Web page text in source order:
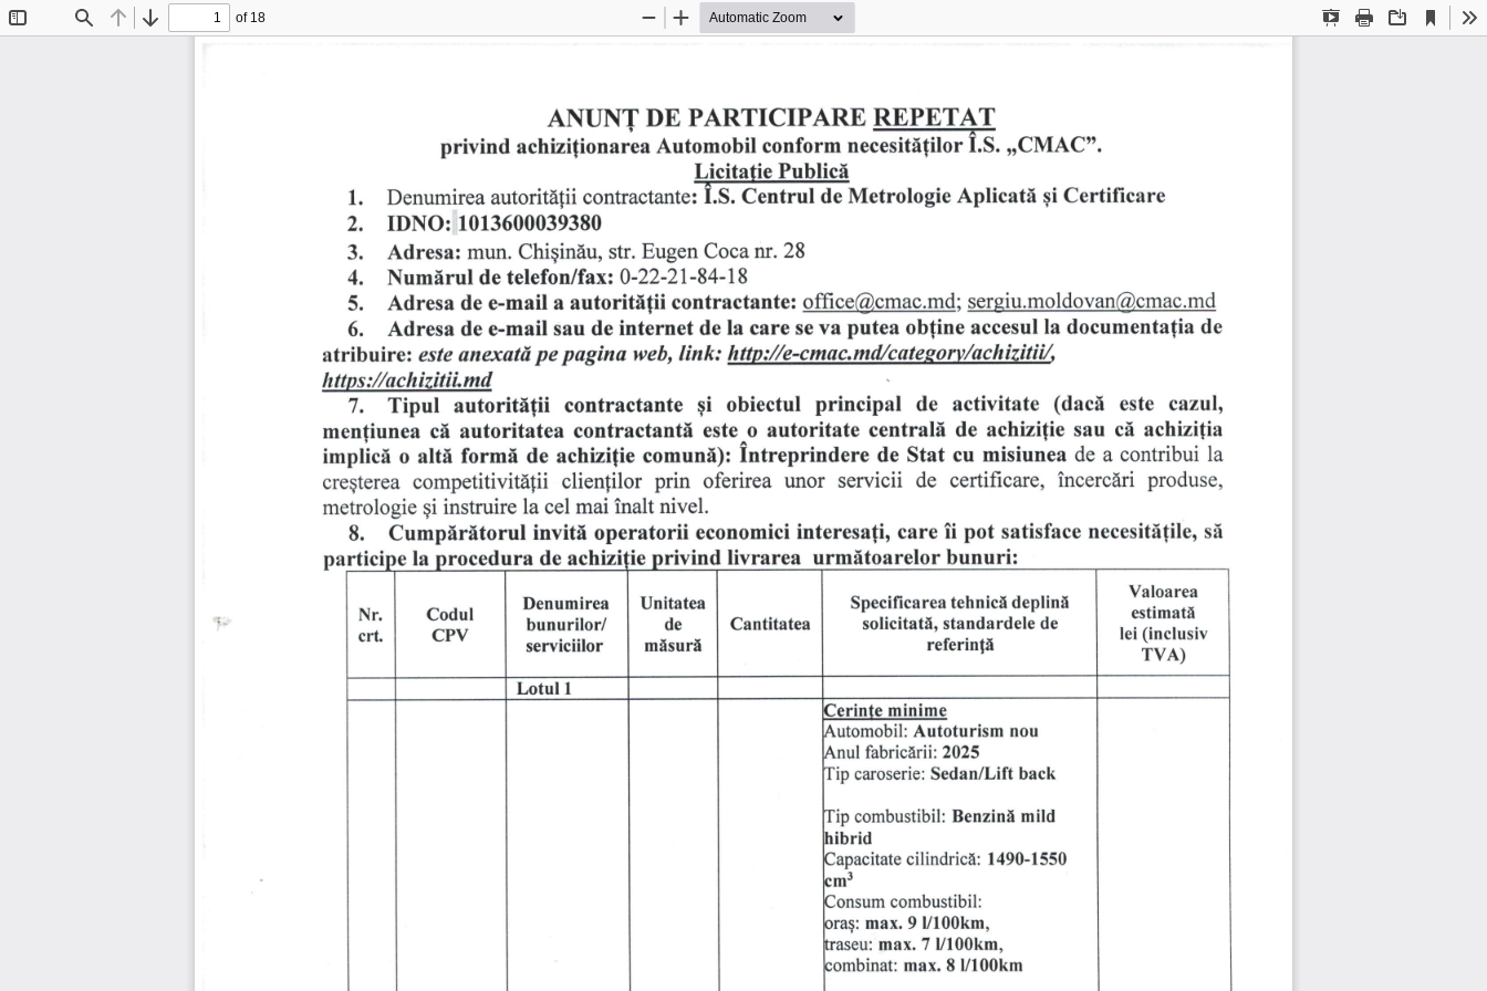
Find Previous
Next
of 18
Presentation
Print Download
Current
View
Zoom
Zoom
pa
ANUNT DE PARTICIPARE REPETAT
privind achizi{ionarea Automobil conform necesit5{ilor I.S.,,CMAC".
Iticitatie Publicl
1. Denumirea autoritdtii contractante: I.S. Centrul de Metrologie Aplicati qi Certificare
2. IDNO: 1013600039380
3. Adresa: mun. Chiqindu, str. Eugen Coca nr. 28
4. Numlrul de telefon/faxz 0-22-21-84-18
5. Adresa de e-mail a autorit[{ii contractante: office@,cmac.md; sergiu.moldovan@cmac.md
6. Adresa de e-mail sau de internet de la care se va putea ob{ine accesul la documenta(ia de
atribuire: este anexatd pe pagina web,link: http://e-cmac.md/categorv/achizitii/,
https://schizitii.md
7. Tipul autoritlfii contractante qi obiectul principal de activitate (dacI este cazul,
men{iunea cI autoritatea contractanti este o autoritate centrall de achizi{ie sau cI achizi(ia
implicl o altd forml de achizi{ie comuni): intreprindere de Stat cu misiunea de a contribui la
creEterea competitivitdtii clienfilor prin oferirea unor servicii de certificare, incerclri produse,
metrologie gi instruire la cel mai inalt nivel.
8. Cumplrltorul invitl operatorii economici interesa{i, care ii pot satisface necesiti{ile, si
rticipe la ra de livrarea urmltoarelor bunuri:
Nr.
crt.
Codul
CPV
Denumirea
bunurilor/
serviciilor
Unitatea
de
mtrsurtr
Cantitatea
Specifi carea tehnictr deplintr
solicitattr, standardele de
referinftr
Valoarea
estimattr
lei (inclusiv
TVA)
Lotul l
Serinte minime
A.utomobil: Autoturism nou
A.nul fabricErii:2025
lip caroserie: Sedan/Lift back
Iip combustibil: Benzini mild
Iibrid
Sapacitate cilindric6: 1490-1550
:m3
lonsum combustibil:
)ra$: max.9ll100km,
;raseu: max.7 U100km,
:ombinat: max.8 Ul00km